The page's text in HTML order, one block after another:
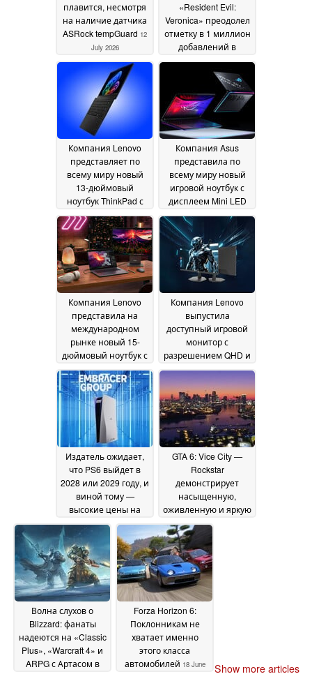
плавится, несмотря
на наличие датчика
ASRock tempGuard 12
July 2026
«Resident Evil:
Veronica» преодолел
отметку в 1 миллион
добавлений в
списки желаний22
June 2026
Компания Lenovo
представляет по
всему миру новый
13-дюймовый
ноутбук ThinkPad с
компактным
корпусом и
процессорами Intel
Lunar Lake20 June 2026
Компания Asus
представила по
всему миру новый
игровой ноутбук с
дисплеем Mini LED
яркостью 1 600 нит и
графическим
процессором
мощностью 175 Вт
June 2026
Компания Lenovo
представила на
международном
рынке новый 15-
дюймовый ноутбук с
48 ГБ видеопамяти и
OLED-дисплеем с
частотой
обновления 165 Гц
June 2026
Компания Lenovo
выпустила
доступный игровой
монитор с
разрешением QHD и
частотой
обновления 275 Гц19
June 2026
Издатель ожидает,
что PS6 выйдет в
2028 или 2029 году, и
виной тому —
высокие цены на
память19 June 2026
GTA 6: Vice City —
Rockstar
демонстрирует
насыщенную,
оживленную и яркую
ночь в «самом
солнечном месте
Америки»
Волна слухов о
Blizzard: фанаты
надеются на «Classic
Plus», «Warcraft 4» и
ARPG с Артасом в
Forza Horizon 6:
Поклонникам не
хватает именно
этого класса
автомобилей 18 June
Show more articles